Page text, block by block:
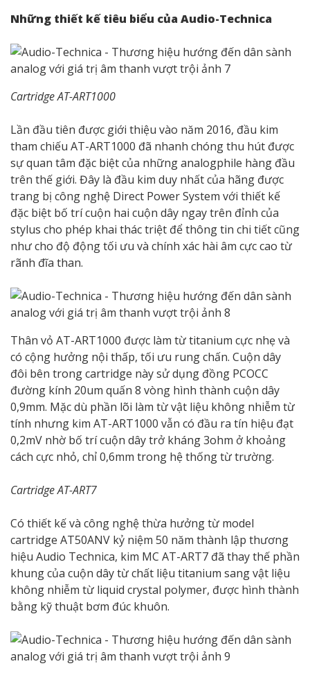
Những thiết kế tiêu biểu của Audio-Technica
Cartridge AT-ART1000
Lần đầu tiên được giới thiệu vào năm 2016, đầu kim
tham chiếu AT-ART1000 đã nhanh chóng thu hút được
sự quan tâm đặc biệt của những analogphile hàng đầu
trên thế giới. Đây là đầu kim duy nhất của hãng được
trang bị công nghệ Direct Power System với thiết kế
đặc biệt bố trí cuộn hai cuộn dây ngay trên đỉnh của
stylus cho phép khai thác triệt để thông tin chi tiết cũng
như cho độ động tối ưu và chính xác hài âm cực cao từ
rãnh đĩa than.
Thân vỏ AT-ART1000 được làm từ titanium cực nhẹ và
có cộng hưởng nội thấp, tối ưu rung chấn. Cuộn dây
đôi bên trong cartridge này sử dụng đồng PCOCC
đường kính 20um quấn 8 vòng hình thành cuộn dây
0,9mm. Mặc dù phần lõi làm từ vật liệu không nhiễm từ
tính nhưng kim AT-ART1000 vẫn có đầu ra tín hiệu đạt
0,2mV nhờ bố trí cuộn dây trở kháng 3ohm ở khoảng
cách cực nhỏ, chỉ 0,6mm trong hệ thống từ trường.
Cartridge AT-ART7
Có thiết kế và công nghệ thừa hưởng từ model
cartridge AT50ANV kỷ niệm 50 năm thành lập thương
hiệu Audio Technica, kim MC AT-ART7 đã thay thế phần
khung của cuộn dây từ chất liệu titanium sang vật liệu
không nhiễm từ liquid crystal polymer, được hình thành
bằng kỹ thuật bơm đúc khuôn.